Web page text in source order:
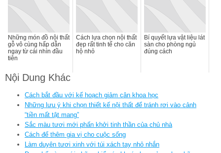
Những món đồ nội thất
gỗ vô cùng hấp dẫn
ngay từ cái nhìn đầu
tiên
Cách lựa chọn nội thất
đẹp rất tinh tế cho căn
hộ nhỏ
Bí quyết lựa vật liệu lát
sàn cho phòng ngủ
đúng cách
Nội Dung Khác
Cách bắt đầu với kế hoạch giảm cân khoa học
Những lưu ý khi chọn thiết kế nội thất để tránh rơi vào cảnh
“tiền mất tật mang”
Sắc màu tươi mới phấn khởi tinh thần của chủ nhà
Cách để thêm gia vị cho cuộc sống
Làm duyên tươi xinh với túi xách tay nhỏ nhắn